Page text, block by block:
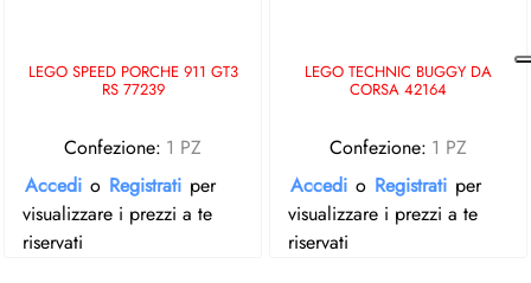
LEGO SPEED PORCHE 911 GT3
RS 77239
Confezione: 1 PZ
Accedi o Registrati per
visualizzare i prezzi a te
riservati
LEGO TECHNIC BUGGY DA
CORSA 42164
Confezione: 1 PZ
Accedi o Registrati per
visualizzare i prezzi a te
riservati